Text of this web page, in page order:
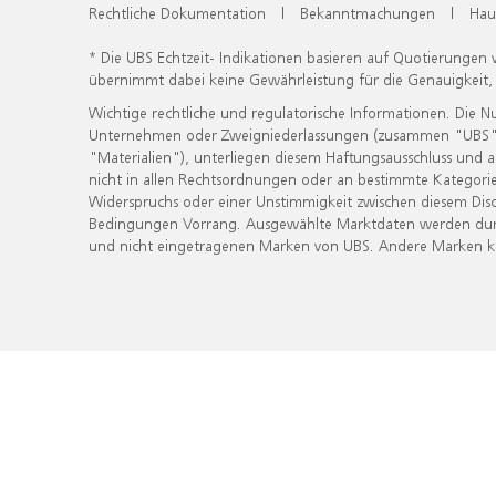
Rechtliche Dokumentation | Bekanntmachungen |
* Die UBS Echtzeit- Indikationen basieren auf
übernimmt dabei keine Gewährleistung für die
Wichtige rechtliche und regulatorische Informationen. Die
Unternehmen oder Zweigniederlassungen (zusammen
"Materialien"), unterliegen diesem Haftungsausschluss
nicht in allen Rechtsordnungen oder an bestimmte
Widerspruchs oder einer Unstimmigkeit zwischen diesem
Bedingungen Vorrang. Ausgewählte Marktdaten werden
und nicht eingetragenen Marken von UBS. Andere Marken